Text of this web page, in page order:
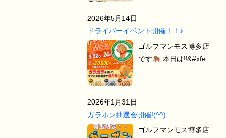
2026年5月14日
ドライバーイベント開催！！♪
ゴルフマンモス博多店
です
本日は‼&#xfe
2026年1月31日
ガラポン抽選会開催!(^^)…
ゴルフマンモス博多店